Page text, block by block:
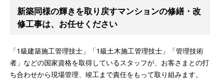
新築同様の輝きを取り戻すマンションの修繕・改
修工事は、お任せください
「1級建築施工管理技士」「1級土木施工管理技士」「管理技術
者」などの国家資格を取得しているスタッフが、お客さまとの打
ち合わせから現場管理、竣工まで責任をもって取り組みます。